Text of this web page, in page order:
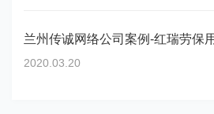
兰州传诚网络公司案例-红瑞劳保
2020.03.20